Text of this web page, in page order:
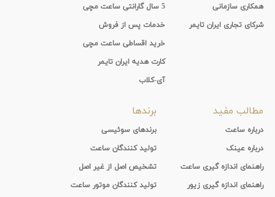
همکاری سازمانی
شرکای تجاری ایران تایمر
5 سال گارانتی ساعت مچی
خدمات پس از فروش
خرید اقساطی ساعت مچی
کارت هدیه ایران تایمر
آی-کلاب
مطالب مفید
درباره ساعت
درباره عینک
راهنمای اندازه گیری ساعت
راهنمای اندازه گیری زیور
برندها
برندهای سوئیسی
تولید کنندگان ساعت
تشخیص اصل از غیر اصل
تولید کنندگان موتور ساعت